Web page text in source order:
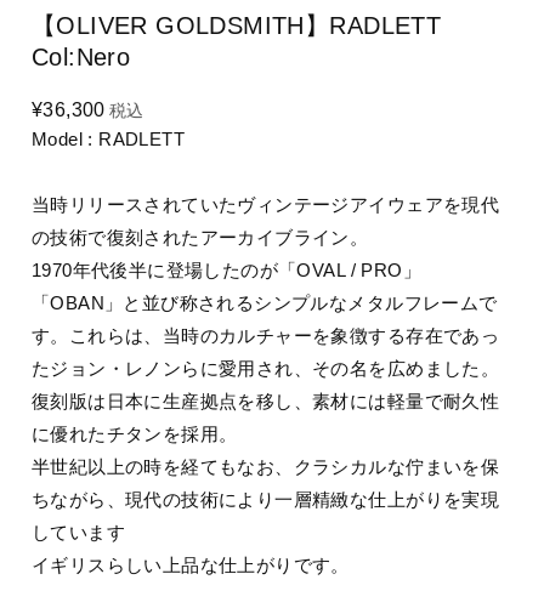
【OLIVER GOLDSMITH】RADLETT
Col:Nero
¥36,300 税込
Model : RADLETT
当時リリースされていたヴィンテージアイウェアを現代
の技術で復刻されたアーカイブライン。
1970年代後半に登場したのが「OVAL / PRO」
「OBAN」と並び称されるシンプルなメタルフレームで
す。これらは、当時のカルチャーを象徴する存在であっ
たジョン・レノンらに愛用され、その名を広めました。
復刻版は日本に生産拠点を移し、素材には軽量で耐久性
に優れたチタンを採用。
半世紀以上の時を経てもなお、クラシカルな佇まいを保
ちながら、現代の技術により一層精緻な仕上がりを実現
しています
イギリスらしい上品な仕上がりです。